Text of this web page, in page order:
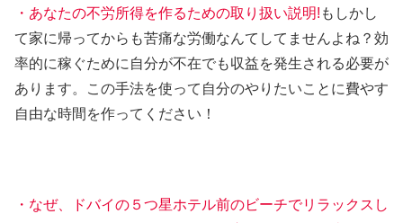
・あなたの不労所得を作るための取り扱い説明! もしかし
て家に帰ってからも苦痛な労働なんてしてませんよね？効
率的に稼ぐために自分が不在でも収益を発生される必要が
あります。この手法を使って自分のやりたいことに費やす
自由な時間を作ってください！
・なぜ、ドバイの５つ星ホテル前のビーチでリラックスし